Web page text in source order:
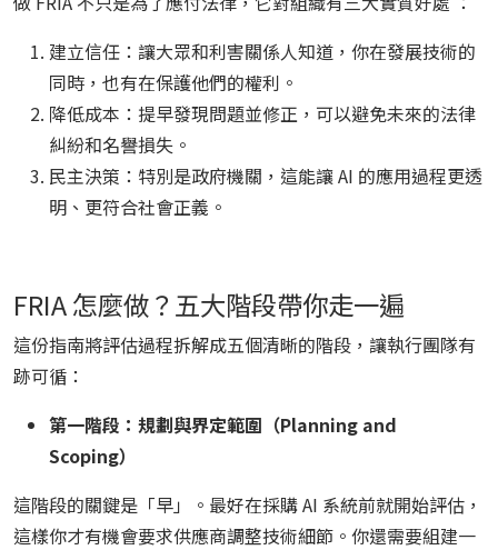
建立信任：讓大眾和利害關係人知道，你在發展技術的
同時，也有在保護他們的權利。
降低成本：提早發現問題並修正，可以避免未來的法律
糾紛和名譽損失。
民主決策：特別是政府機關，這能讓 AI 的應用過程更透
明、更符合社會正義。
FRIA 怎麼做？五大階段帶你走一遍
這份指南將評估過程拆解成五個清晰的階段，讓執行團隊有
跡可循：
第一階段：規劃與界定範圍（Planning and
Scoping）
這階段的關鍵是「早」。最好在採購 AI 系統前就開始評估，
這樣你才有機會要求供應商調整技術細節。你還需要組建一